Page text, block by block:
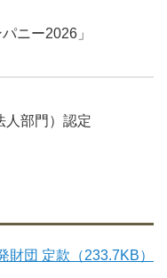
ニー2026」
人部門）認定
団 定款（233.7KB）